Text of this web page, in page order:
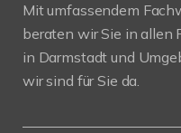
Mit umfassendem
beraten wir Sie in allen
in Darmstadt und
wir sind für Sie da.